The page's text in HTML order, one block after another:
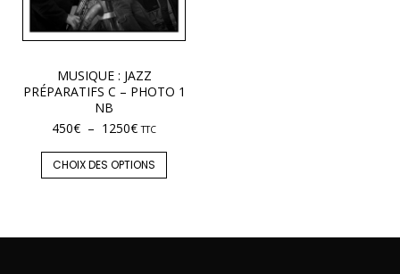
MUSIQUE : JAZZ
PRÉPARATIFS C – PHOTO 1
NB
450€ – 1250€ TTC
CHOIX DES OPTIONS